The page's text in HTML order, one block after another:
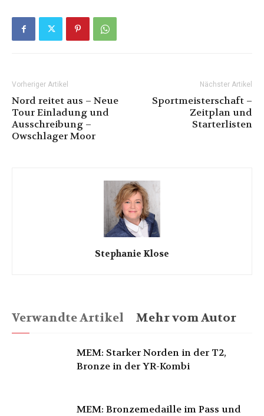
Vorheriger Artikel
Nord reitet aus – Neue
Tour Einladung und
Ausschreibung –
Owschlager Moor
Nächster Artikel
Sportmeisterschaft –
Zeitplan und
Starterlisten
Stephanie Klose
Verwandte Artikel Mehr vom Autor
MEM: Starker Norden in der T2,
Bronze in der YR-Kombi
MEM: Bronzemedaille im Pass und